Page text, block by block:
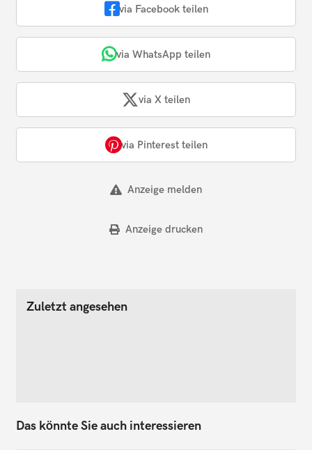
via Facebook teilen
via WhatsApp teilen
via X teilen
via Pinterest teilen
Anzeige melden
Anzeige drucken
Zuletzt angesehen
Das könnte Sie auch interessieren